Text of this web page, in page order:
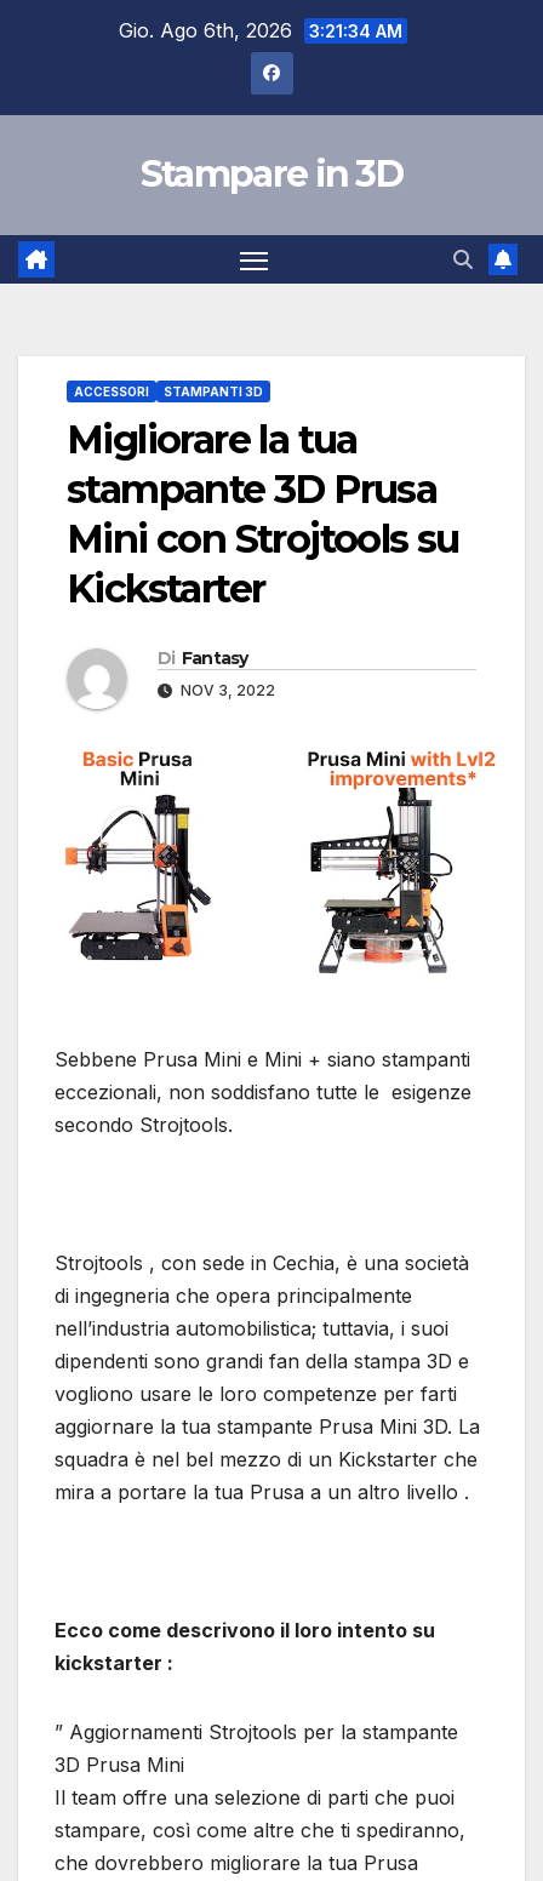
Gio. Ago 6th, 2026 3:21:35 AM
Stampare in 3D
ACCESSORI STAMPANTI 3D
Migliorare la tua
stampante 3D Prusa
Mini con Strojtools su
Kickstarter
Di Fantasy
NOV 3, 2022
Sebbene Prusa Mini e Mini + siano stampanti
eccezionali, non soddisfano tutte le esigenze
secondo Strojtools.
Strojtools , con sede in Cechia, è una società
di ingegneria che opera principalmente
nell’industria automobilistica; tuttavia, i suoi
dipendenti sono grandi fan della stampa 3D e
vogliono usare le loro competenze per farti
aggiornare la tua stampante Prusa Mini 3D. La
squadra è nel bel mezzo di un Kickstarter che
mira a portare la tua Prusa a un altro livello .
Ecco come descrivono il loro intento su
kickstarter :
” Aggiornamenti Strojtools per la stampante
3D Prusa Mini
Il team offre una selezione di parti che puoi
stampare, così come altre che ti spediranno,
che dovrebbero migliorare la tua Prusa